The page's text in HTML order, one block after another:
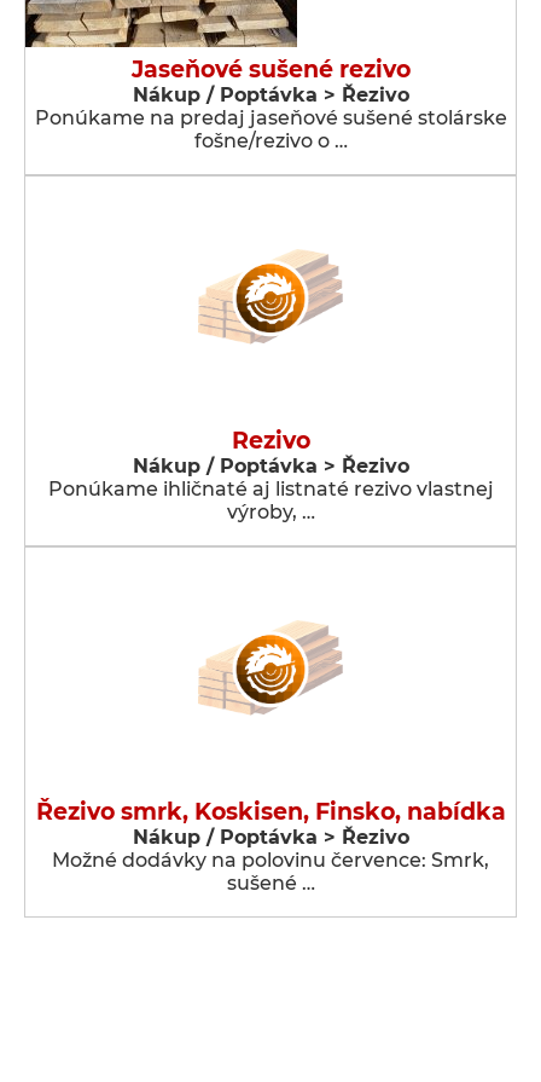
Jaseňové sušené rezivo
Nákup / Poptávka > Řezivo
Ponúkame na predaj jaseňové sušené stolárske
fošne/rezivo o …
Rezivo
Nákup / Poptávka > Řezivo
Ponúkame ihličnaté aj listnaté rezivo vlastnej
výroby, …
Řezivo smrk, Koskisen, Finsko, nabídka
Nákup / Poptávka > Řezivo
Možné dodávky na polovinu července: Smrk,
sušené …